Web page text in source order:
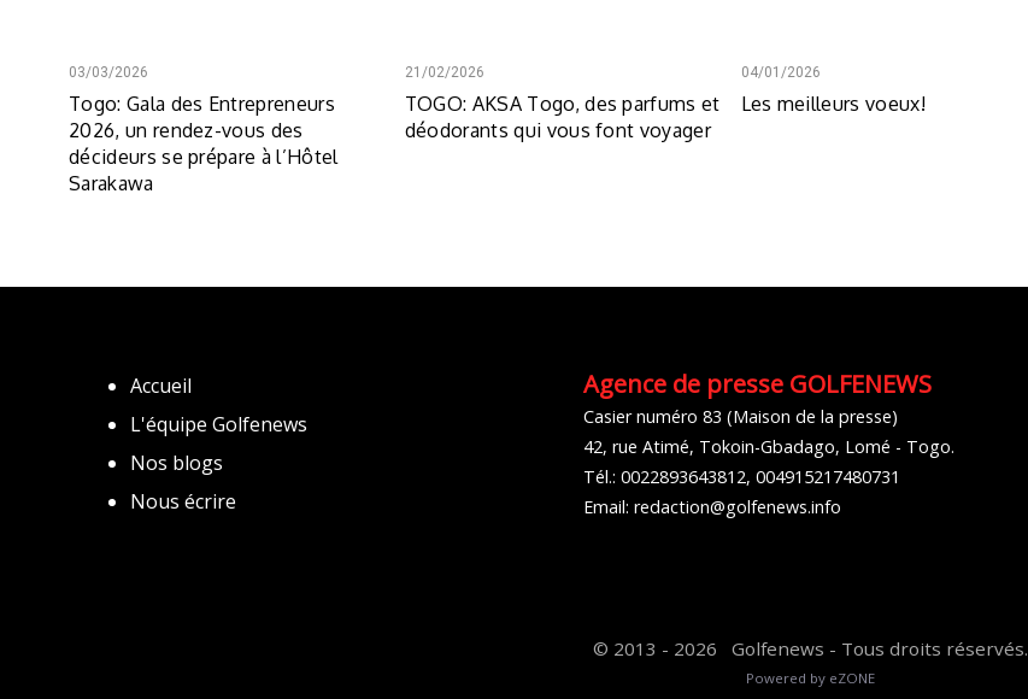
03/03/2026
Togo: Gala des Entrepreneurs
2026, un rendez-vous des
décideurs se prépare à l’Hôtel
Sarakawa
21/02/2026
TOGO: AKSA Togo, des parfums et
déodorants qui vous font voyager
04/01/2026
Les meilleurs voeux!
Accueil
L'équipe Golfenews
Nos blogs
Nous écrire
Agence de presse GOLFENEWS
Casier numéro 83 (Maison de la presse)
42, rue Atimé, Tokoin-Gbadago, Lomé - Togo.
Tél.: 0022893643812, 004915217480731
Email: redaction@golfenews.info
© 2013 - 2026 Golfenews - Tous droits réservés.
Powered by eZONE